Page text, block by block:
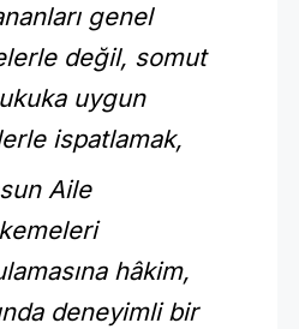
genel
değil, somut
uygun
ispatlamak,
Aile
hâkim,
deneyimli bir